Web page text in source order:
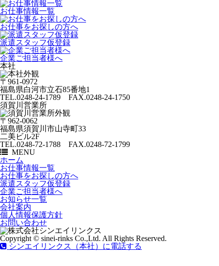
お仕事情報一覧
お仕事をお探しの方へ
派遣スタッフ仮登録
企業ご担当者様へ
本社
〒961-0972
福島県白河市立石85番地1
TEL.0248-24-1789 FAX.0248-24-1750
須賀川営業所
〒962-0062
福島県須賀川市山寺町33
二美ビル2F
TEL.0248-72-1788 FAX.0248-72-1799
MENU
ホーム
お仕事情報一覧
お仕事をお探しの方へ
派遣スタッフ仮登録
企業ご担当者様へ
お知らせ一覧
会社案内
個人情報保護方針
お問い合わせ
Copyright © sinei-rinks Co.,Ltd. All Rights Reserved.
シンエイリンクス（本社）に電話する